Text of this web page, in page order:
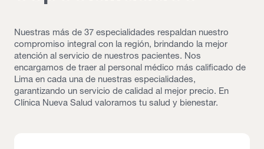
Nuestras más de 37 especialidades respaldan nuestro
compromiso integral con la región, brindando la mejor
atención al servicio de nuestros pacientes. Nos
encargamos de traer al personal médico más calificado de
Lima en cada una de nuestras especialidades,
garantizando un servicio de calidad al mejor precio. En
Clínica Nueva Salud valoramos tu salud y bienestar.